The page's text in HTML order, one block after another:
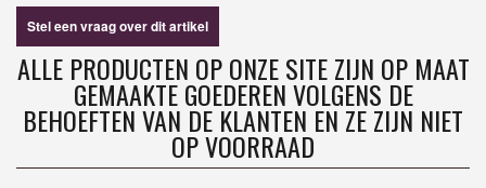
Stel een vraag over dit artikel
ALLE PRODUCTEN OP ONZE SITE ZIJN OP MAAT
GEMAAKTE GOEDEREN VOLGENS DE
BEHOEFTEN VAN DE KLANTEN EN ZE ZIJN NIET
OP VOORRAAD